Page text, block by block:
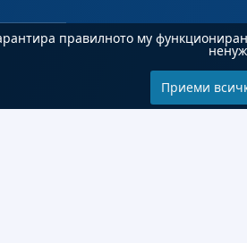
правилното му
Приеми